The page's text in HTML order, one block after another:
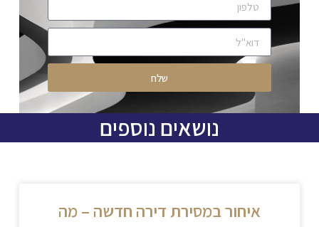
שלח
נושאים נוספים
איחור במסירת דירה חדשה – מה